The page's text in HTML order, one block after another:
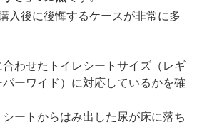
入後に後悔するケースが非常に多
わせたトイレシートサイズ（レギ
ーワイド）に対応しているかを確
ートからはみ出した尿が床に落ち